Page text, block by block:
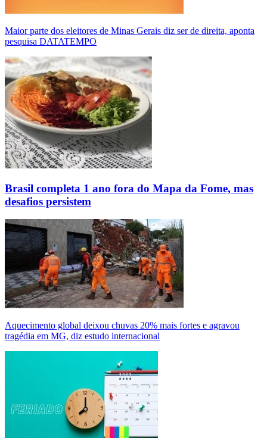
Maior parte dos eleitores de Minas Gerais diz ser de direita, aponta
pesquisa DATATEMPO
Brasil completa 1 ano fora do Mapa da Fome, mas
desafios persistem
Aquecimento global deixou chuvas 20% mais fortes e agravou
tragédia em MG, diz estudo internacional